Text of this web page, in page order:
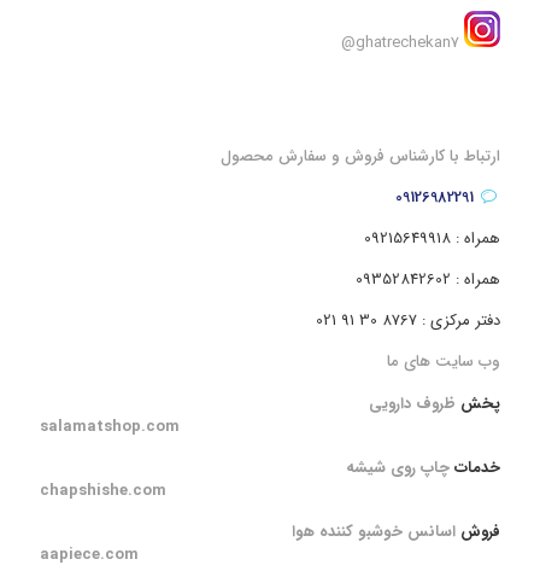
ghatrechekan7@
ارتباط با کارشناس فروش و سفارش محصول
09126982291
همراه : 09215649918
همراه : 09352842602
دفتر مرکزی : 8767 30 91 021
وب سایت های ما
پخش ظروف دارویی
salamatshop.com
خدماتچاپ روی شیشه
chapshishe.com
فروش اسانس خوشبو کننده هوا
aapiece.com